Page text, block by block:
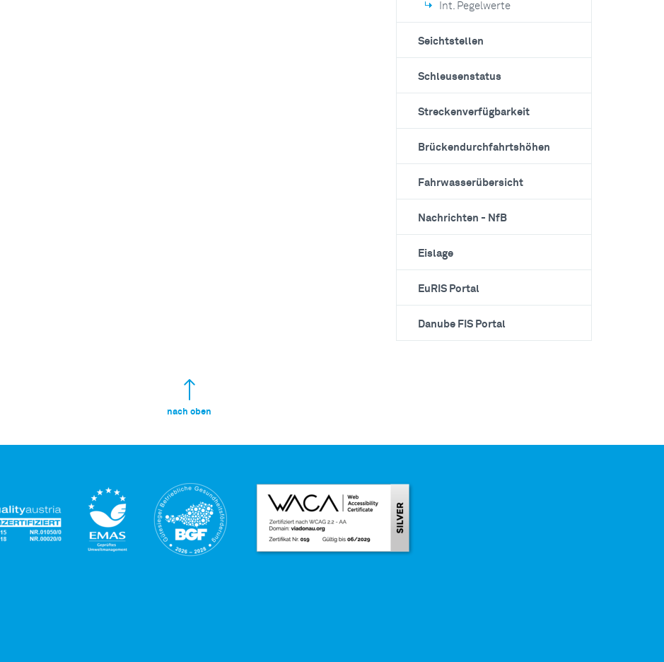
Int. Pegelwerte
Seichtstellen
Schleusenstatus
Streckenverfügbarkeit
Brückendurchfahrtshöhen
Fahrwasserübersicht
Nachrichten - NfB
Eislage
EuRIS Portal
Danube FIS Portal
nach oben